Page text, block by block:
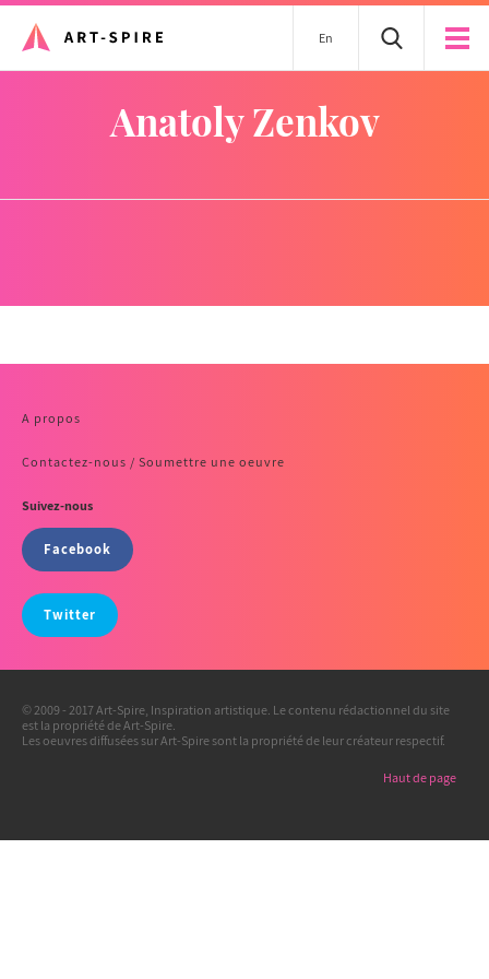
En
Anatoly Zenkov
A propos
Contactez-nous / Soumettre une oeuvre
Suivez-nous
Facebook
Twitter
© 2009 - 2017 Art-Spire, Inspiration artistique. Le contenu rédactionnel du site
est la propriété de Art-Spire.
Les oeuvres diffusées sur Art-Spire sont la propriété de leur créateur respectif.
Haut de page